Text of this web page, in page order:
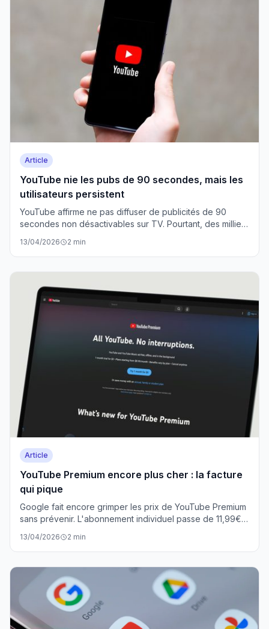
Article
YouTube nie les pubs de 90 secondes, mais les
utilisateurs persistent
YouTube affirme ne pas diffuser de publicités de 90
secondes non désactivables sur TV. Pourtant, des milliers
d'utilisateurs rapportent exactement la même expérience
frustrante.
13/04/2026 2 min
Article
YouTube Premium encore plus cher : la facture
qui pique
Google fait encore grimper les prix de YouTube Premium
sans prévenir. L'abonnement individuel passe de 11,99€ à
13/04/2026 2 min